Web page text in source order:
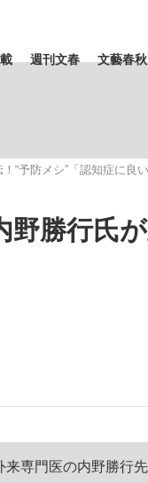
週刊文春 文藝春秋
覧
#後藤真希 #森岡
“予防メシ”「認知症に良
勝行氏
専門医の内野勝行